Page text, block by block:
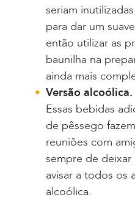
seriam
para dar um
então utilizar as
baunilha na
ainda mais
Versão alcoólica.
Essas bebidas
de pêssego
reuniões com
sempre de deixar
avisar a todos os
alcoólica.